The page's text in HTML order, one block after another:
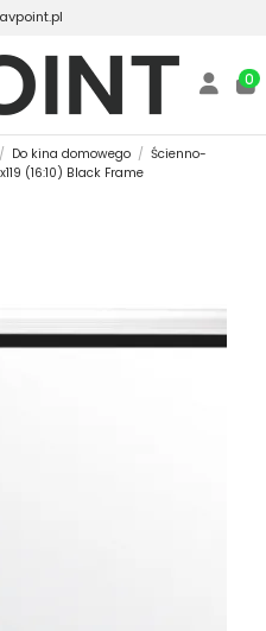
0
Do kina domowego
Ścienno-
(16:10) Black Frame